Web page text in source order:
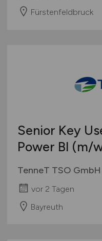
Fürstenfeldbruck
Senior Key
Power BI (m/
TenneT TSO GmbH
vor 2 Tagen
Bayreuth